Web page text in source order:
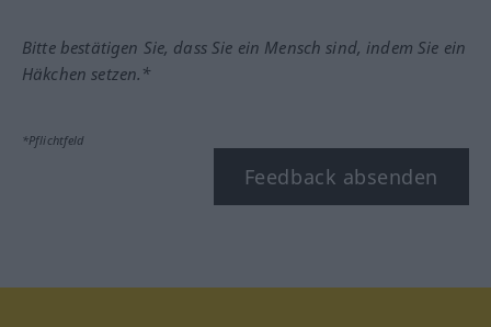
Bitte bestätigen Sie, dass Sie ein Mensch sind, indem Sie ein
Häkchen setzen.*
*Pflichtfeld
Feedback absenden